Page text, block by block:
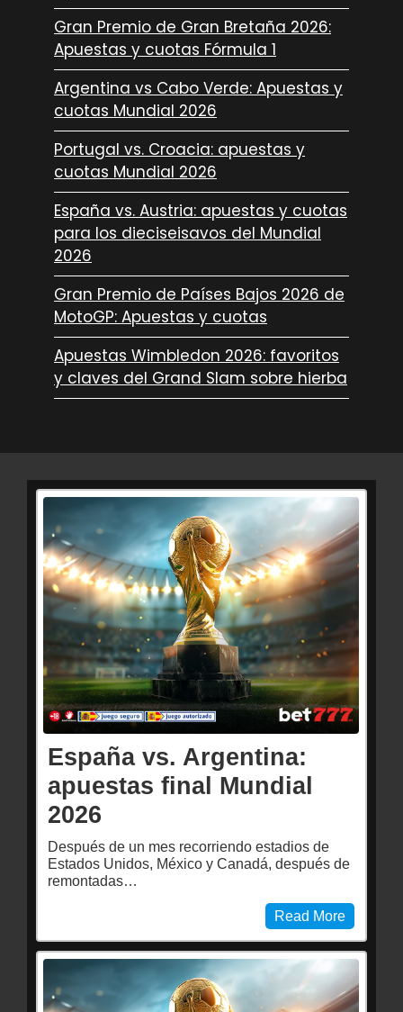
Gran Premio de Gran Bretaña 2026:
Apuestas y cuotas Fórmula 1
Argentina vs Cabo Verde: Apuestas y
cuotas Mundial 2026
Portugal vs. Croacia: apuestas y
cuotas Mundial 2026
España vs. Austria: apuestas y cuotas
para los dieciseisavos del Mundial
2026
Gran Premio de Países Bajos 2026 de
MotoGP: Apuestas y cuotas
Apuestas Wimbledon 2026: favoritos
y claves del Grand Slam sobre hierba
España vs. Argentina:
apuestas final Mundial
2026
Después de un mes recorriendo estadios de
Estados Unidos, México y Canadá, después de
remontadas…
Read More